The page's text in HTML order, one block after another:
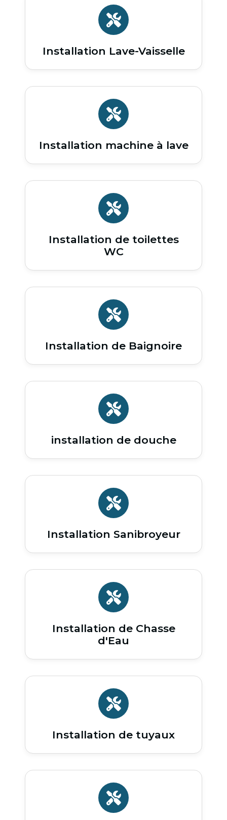
Installation Lave-Vaisselle
Installation machine à lave
Installation de toilettes
WC
Installation de Baignoire
installation de douche
Installation Sanibroyeur
Installation de Chasse
d'Eau
Installation de tuyaux